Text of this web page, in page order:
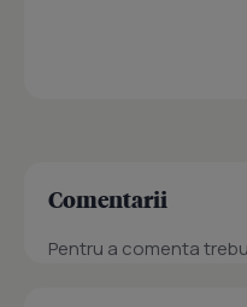
Comentarii
Pentru a comenta